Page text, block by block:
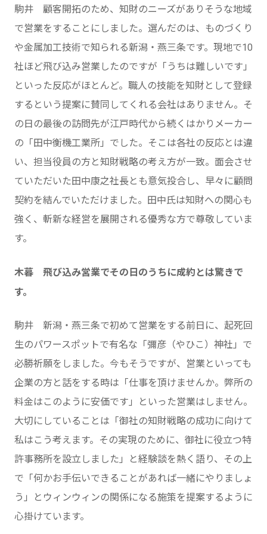
駒井 顧客開拓のため、知財のニーズがありそうな地域
で営業をすることにしました。選んだのは、ものづくり
や金属加工技術で知られる新潟・燕三条です。現地で10
社ほど飛び込み営業したのですが「うちは難しいです」
といった反応がほとんど。職人の技能を知財として登録
するという提案に賛同してくれる会社はありません。そ
の日の最後の訪問先が江戸時代から続くはかりメーカー
の「田中衡機工業所」でした。そこは各社の反応とは違
い、担当役員の方と知財戦略の考え方が一致。面会させ
ていただいた田中康之社長とも意気投合し、早々に顧問
契約を結んでいただけました。田中氏は知財への関心も
強く、斬新な経営を展開される優秀な方で尊敬していま
す。
木暮 飛び込み営業でその日のうちに成約とは驚きで
す。
駒井 新潟・燕三条で初めて営業をする前日に、起死回
生のパワースポットで有名な「彌彦（やひこ）神社」で
必勝祈願をしました。今もそうですが、営業といっても
企業の方と話をする時は「仕事を頂けませんか。弊所の
料金はこのように安価です」といった営業はしません。
大切にしていることは「御社の知財戦略の成功に向けて
私はこう考えます。その実現のために、御社に役立つ特
許事務所を設立しました」と経験談を熱く語り、その上
で「何かお手伝いできることがあれば一緒にやりましょ
う」とウィンウィンの関係になる施策を提案するように
心掛けています。